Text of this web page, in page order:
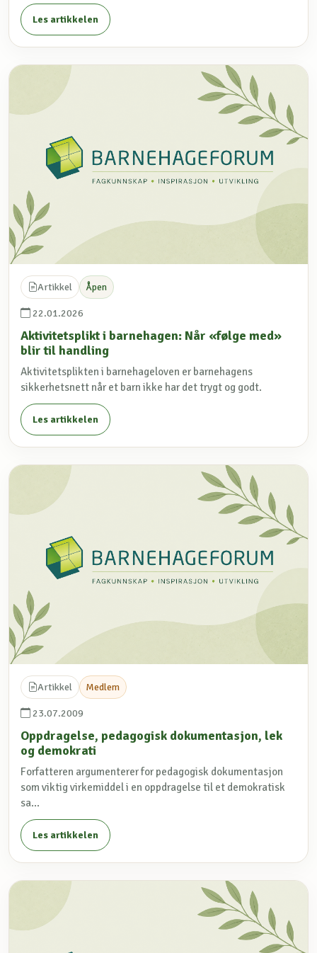
Les artikkelen
Artikkel Åpen
22.01.2026
Aktivitetsplikt i barnehagen: Når «følge med»
blir til handling
Aktivitetsplikten i barnehageloven er barnehagens
sikkerhetsnett når et barn ikke har det trygt og godt.
Les artikkelen
Artikkel Medlem
23.07.2009
Oppdragelse, pedagogisk dokumentasjon, lek
og demokrati
Forfatteren argumenterer for pedagogisk dokumentasjon
som viktig virkemiddel i en oppdragelse til et demokratisk
sa...
Les artikkelen